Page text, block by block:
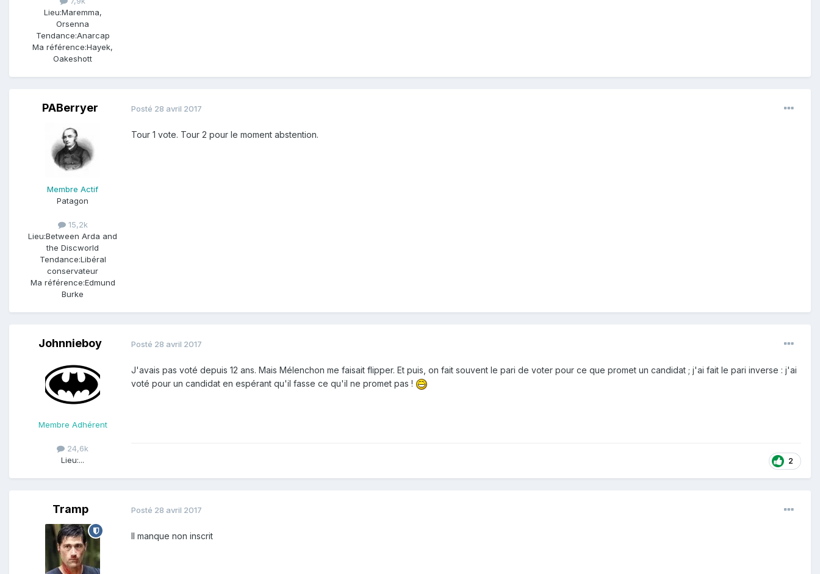
Lieu:Maremma,
Orsenna
Tendance:Anarcap
Ma référence:Hayek,
Oakeshott
PABerryer
Membre Actif
Patagon
15,2k
Lieu:Between Arda and
the Discworld
Tendance:Libéral
conservateur
Ma référence:Edmund
Burke
Posté 28 avril 2017
Tour 1 vote. Tour 2 pour le moment abstention.
Johnnieboy
Membre Adhérent
24,6k
Lieu:...
Posté 28 avril 2017
J'avais pas voté depuis 12 ans. Mais Mélenchon me faisait flipper. Et puis, on fait souvent le pari de voter pour ce que promet un candidat ; j'ai fait le pari inverse : j'ai
voté pour un candidat en espérant qu'il fasse ce qu'il ne promet pas !
2
Tramp Posté 28 avril 2017
Il manque non inscrit